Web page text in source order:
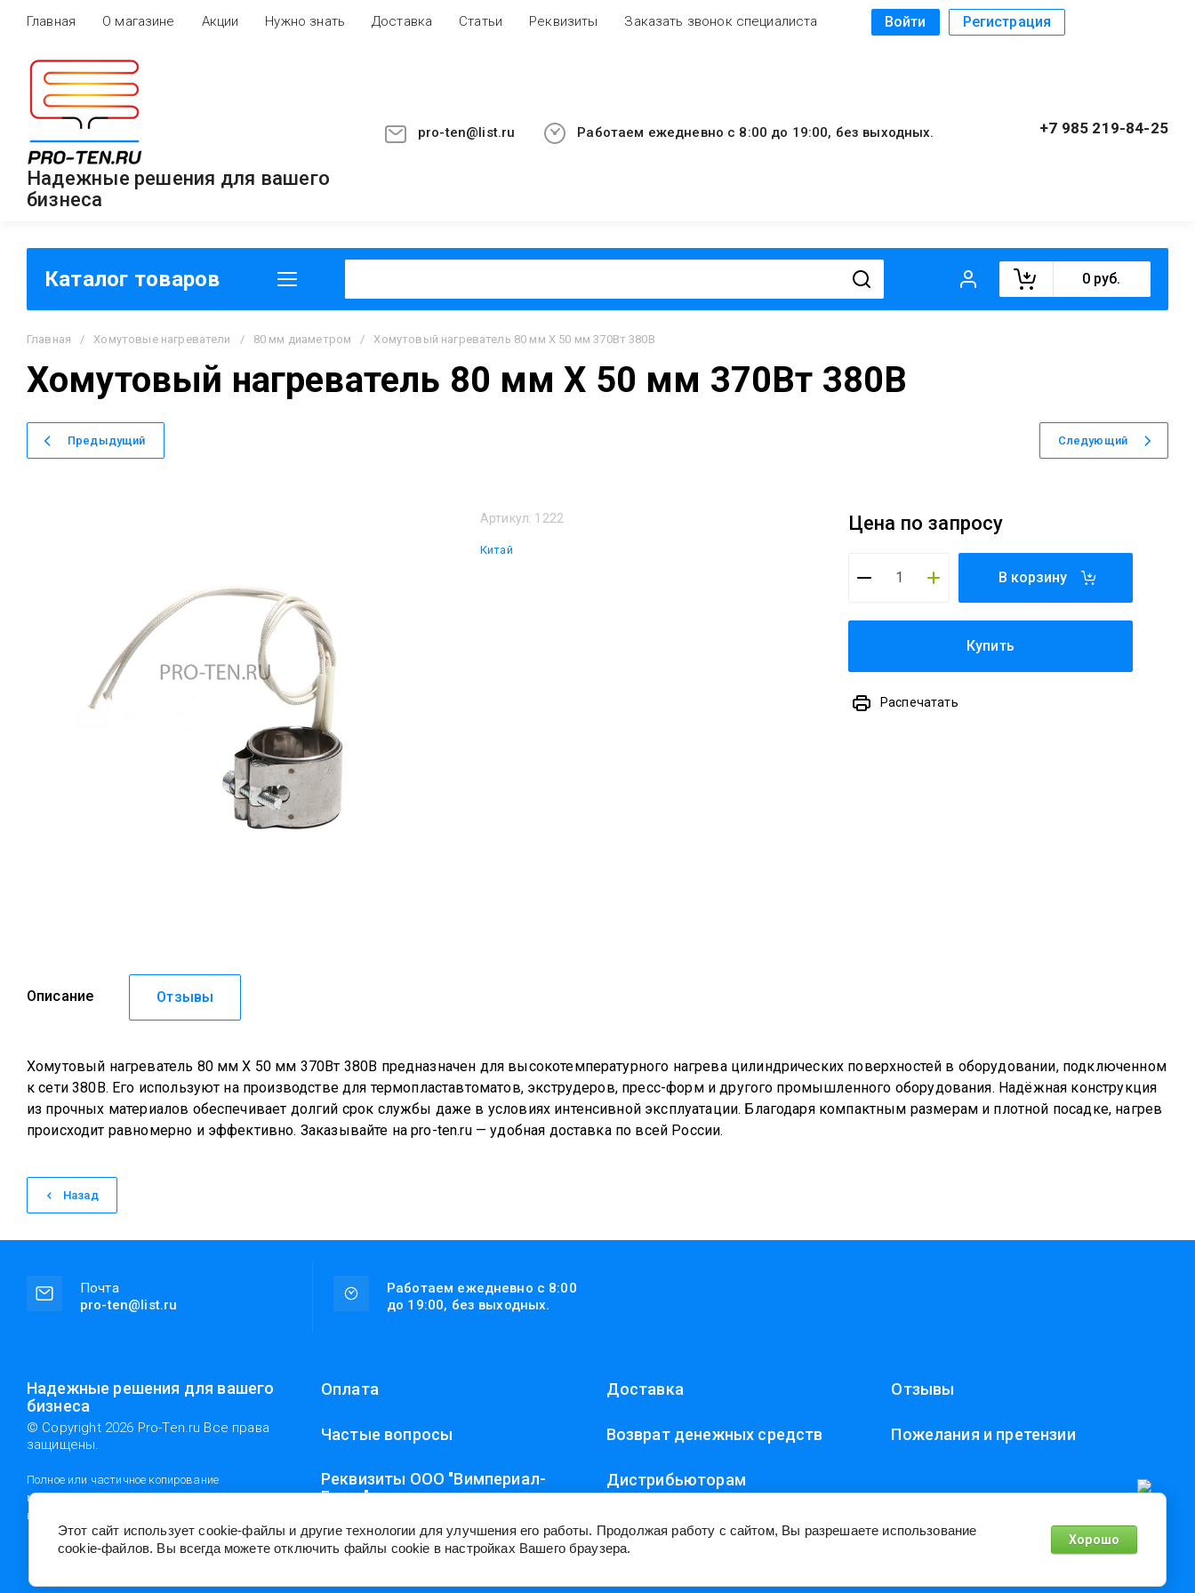
Главная О магазине Акции Нужно знать Доставка Статьи Реквизиты Заказать звонок специалиста Войти Регистрация
Надежные решения для вашего
бизнеса
pro-ten@list.ru Работаем ежедневно с 8:00 до 19:00, без выходных. +7 985 219-84-25
Каталог товаров 0 руб.
Главная / Хомутовые нагреватели / 80 мм диаметром / Хомутовый нагреватель 80 мм Х 50 мм 370Вт 380В
Хомутовый нагреватель 80 мм Х 50 мм 370Вт 380В
Предыдущий Следующий
Артикул: 1222
Китай
Цена по запросу
В корзину
Купить
Распечатать
Описание Отзывы
Хомутовый нагреватель 80 мм Х 50 мм 370Вт 380В предназначен для высокотемпературного нагрева цилиндрических поверхностей в оборудовании, подключенном
к сети 380В. Его используют на производстве для термопластавтоматов, экструдеров, пресс-форм и другого промышленного оборудования. Надёжная конструкция
из прочных материалов обеспечивает долгий срок службы даже в условиях интенсивной эксплуатации. Благодаря компактным размерам и плотной посадке, нагрев
происходит равномерно и эффективно. Заказывайте на pro-ten.ru — удобная доставка по всей России.
Назад
Почта
pro-ten@list.ru
Работаем ежедневно с 8:00
до 19:00, без выходных.
Надежные решения для вашего
бизнеса
© Copyright 2026 Pro-Ten.ru Все права
защищены.
Полное или частичное копирование
материалов разрешено только с согласия
владельца сайта
Оплата Доставка Отзывы
Частые вопросы Возврат денежных средств Пожелания и претензии
Реквизиты ООО "Вимпериал-
Групп"
Дистрибьюторам
Этот сайт использует cookie-файлы и другие технологии для улучшения его работы. Продолжая работу с сайтом, Вы разрешаете использование
cookie-файлов. Вы всегда можете отключить файлы cookie в настройках Вашего браузера.
Хорошо